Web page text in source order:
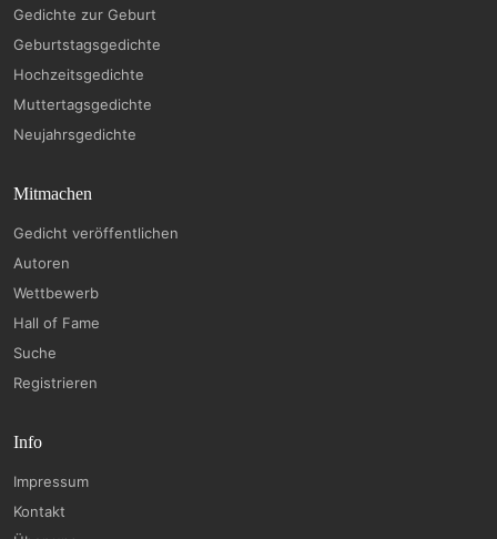
Gedichte zur Geburt
Geburtstagsgedichte
Hochzeitsgedichte
Muttertagsgedichte
Neujahrsgedichte
Mitmachen
Gedicht veröffentlichen
Autoren
Wettbewerb
Hall of Fame
Suche
Registrieren
Info
Impressum
Kontakt